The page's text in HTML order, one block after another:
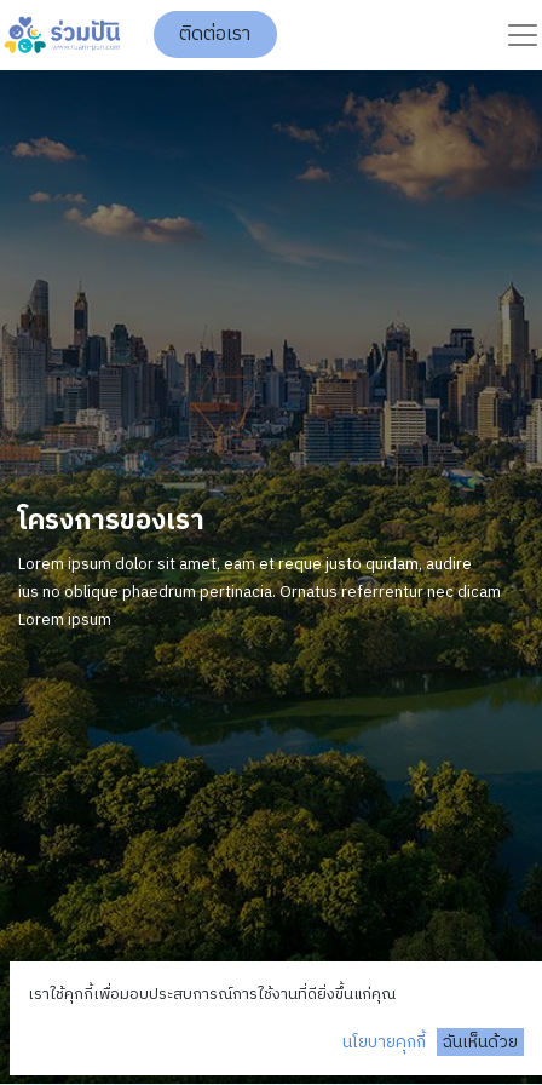
ติดต่อเรา
โครงการของเรา
Lorem ipsum dolor sit amet, eam et reque justo quidam, audire
ius no oblique phaedrum pertinacia. Ornatus referrentur nec dicam
Lorem ipsum
เราใช้คุกกี้เพื่อมอบประสบการณ์การใช้งานที่ดียิ่งขึ้นแก่คุณ
นโยบายคุกกี้ ฉันเห็นด้วย